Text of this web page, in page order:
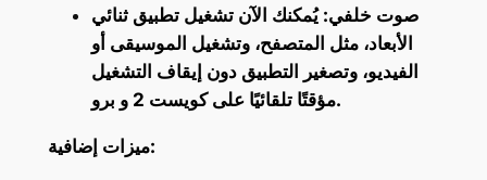
صوت خلفي: يُمكنك الآن تشغيل تطبيق ثنائي
الأبعاد، مثل المتصفح، وتشغيل الموسيقى أو
الفيديو، وتصغير التطبيق دون إيقاف التشغيل
مؤقتًا تلقائيًا على كويست 2 و برو.
ميزات إضافية: